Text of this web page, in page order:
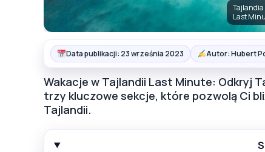
Tajlandia
Last
Data publikacji: 23 września 2023 Autor: Hubert
Wakacje w Tajlandii Last Minute: Odkryj
trzy kluczowe sekcje, które pozwolą Ci
Tajlandii.